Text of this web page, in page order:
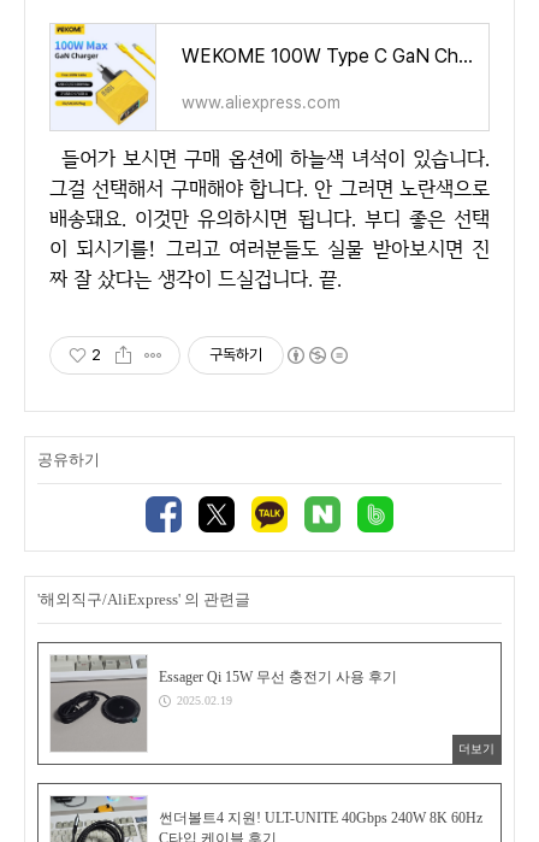
WEKOME 100W Type C GaN Charger Quick Charge 4.0 3.0 USB PD Fast Charger Adapter for Macbook Pro iPad Pro IPhone15 Xiaomi Huawei
www.aliexpress.com
들어가 보시면 구매 옵션에 하늘색 녀석이 있습니다.
그걸 선택해서 구매해야 합니다. 안 그러면 노란색으로
배송돼요. 이것만 유의하시면 됩니다. 부디 좋은 선택
이 되시기를! 그리고 여러분들도 실물 받아보시면 진
짜 잘 샀다는 생각이 드실겁니다. 끝.
2 구독하기
공유하기
'해외직구/AliExpress' 의 관련글
Essager Qi 15W 무선 충전기 사용 후기
2025.02.19
더보기
썬더볼트4 지원! ULT-UNITE 40Gbps 240W 8K 60Hz
C타입 케이블 후기